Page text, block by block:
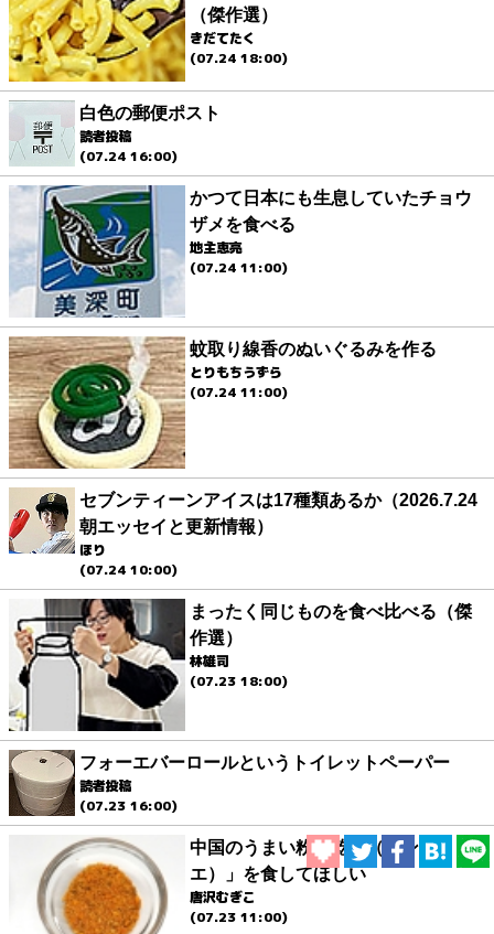
（傑作選）
きだてたく
(07.24 18:00)
白色の郵便ポスト
読者投稿
(07.24 16:00)
かつて日本にも生息していたチョウ
ザメを食べる
地主恵亮
(07.24 11:00)
蚊取り線香のぬいぐるみを作る
とりもちうずら
(07.24 11:00)
セブンティーンアイスは17種類あるか（2026.7.24
朝エッセイと更新情報）
ほり
(07.24 10:00)
まったく同じものを食べ比べる（傑
作選）
林雄司
(07.23 18:00)
フォーエバーロールというトイレットペーパー
読者投稿
(07.23 16:00)
中国のうまい粉「乾碟（ガンディ
エ）」を食してほしい
唐沢むぎこ
(07.23 11:00)